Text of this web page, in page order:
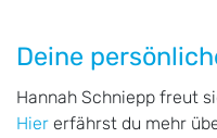
Deine
Hannah Schniepp freut
Hier erfährst du mehr